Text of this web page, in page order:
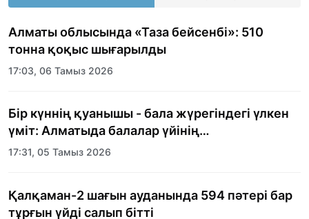
Алматы облысында «Таза бейсенбі»: 510
тонна қоқыс шығарылды
17:03, 06 Тамыз 2026
Бір күннің қуанышы - бала жүрегіндегі үлкен
үміт: Алматыда балалар үйінің
тәрбиеленушілеріне мерекелік күн
17:31, 05 Тамыз 2026
Қалқаман-2 шағын ауданында 594 пәтері бар
тұрғын үйді салып бітті